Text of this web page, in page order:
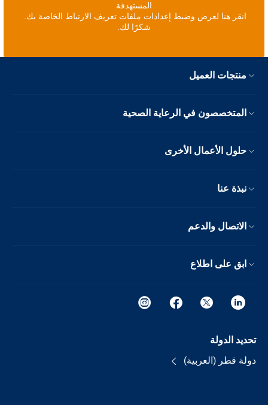
المستهدفة
انقر هنا لعرض وضبط إعدادات ملفات تعريف الارتباط الخاصة بك.
شكرًا لك.
منتجات العميل
المتخصصون في الرعاية الصحية
حلول الأعمال الأخرى
نبذة عنا
الاتصال والدعم
ابق على اطلاع
تحديد الدولة
دولة قطر (العربية)